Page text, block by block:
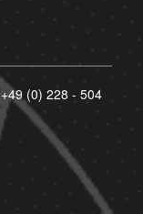
+49 (0) 228 - 504